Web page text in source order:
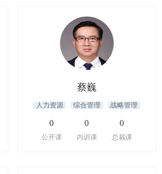
蔡巍
人力资源 综合管理 战略管理
0
公开课
0
内训课
0
总裁课